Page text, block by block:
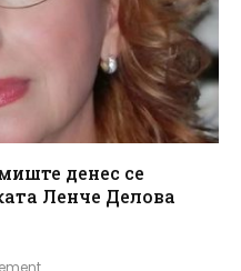
денес се
Ленче Делова